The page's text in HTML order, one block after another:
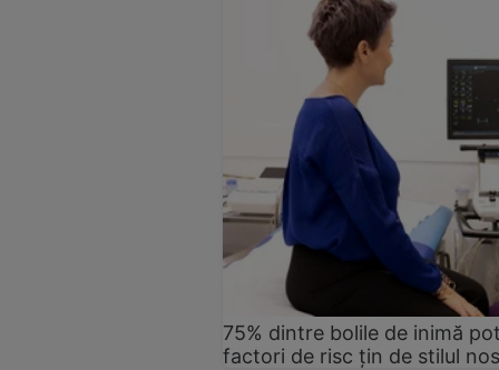
75% dintre bolile de inimă
factori de risc țin de stilul